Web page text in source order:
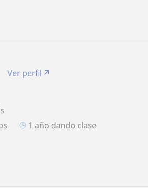
Ver perfil
1 año dando clase